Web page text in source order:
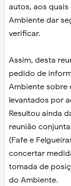
autos, aos
Ambiente dar
verificar.
Assim, desta
pedido de
Ambiente sobre
levantados por
Resultou ainda
reunião
(Fafe e
concertar
tomada de
do Ambiente.